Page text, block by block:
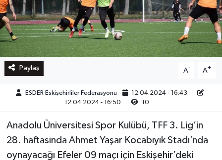
Paylaş A- A+
ESDER Eskişehirliler Federasyonu
12.04.2024 - 16:43
12.04.2024 - 16:50
10
Anadolu Üniversitesi Spor Kulübü, TFF 3. Lig’in
28. haftasında Ahmet Yaşar Kocabıyık Stadı’nda
oynayacağı Efeler 09 maçı için Eskişehir’deki